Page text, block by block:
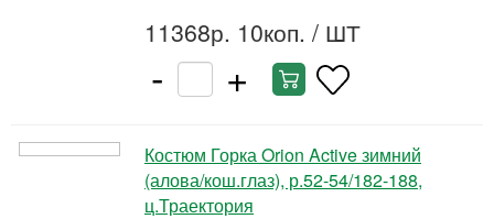
11368р. 10коп. / ШТ
- +
Костюм Горка Orion Active зимний
(алова/кош.глаз), р.52-54/182-188,
ц.Траектория